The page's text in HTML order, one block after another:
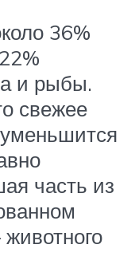
36%
и рыбы.
свежее
часть из